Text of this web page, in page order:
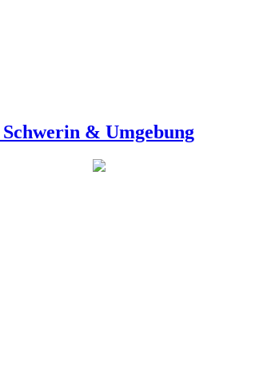
& Umgebung